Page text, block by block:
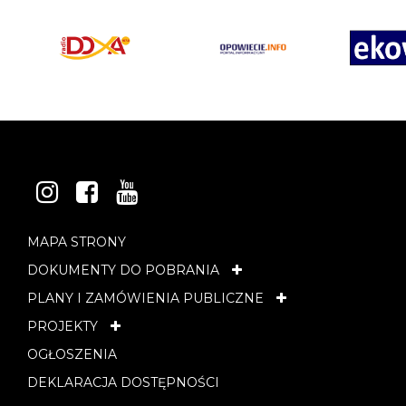
INSTAGRAM
FACEBOOK
YOUTUBE
MAPA STRONY
DOKUMENTY DO POBRANIA
PLANY I ZAMÓWIENIA PUBLICZNE
PROJEKTY
OGŁOSZENIA
DEKLARACJA DOSTĘPNOŚCI